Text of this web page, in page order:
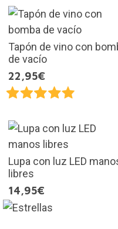
Tapón de vino con
de vacío
22,95€
Lupa con luz LED
libres
14,95€